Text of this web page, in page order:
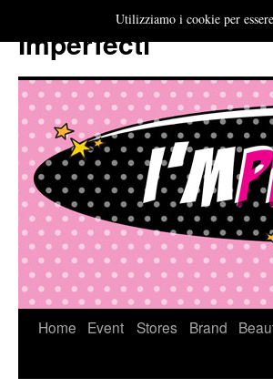
Imperfecti
VaiHome Event Stores Brand
Utilizziamo i cookie per